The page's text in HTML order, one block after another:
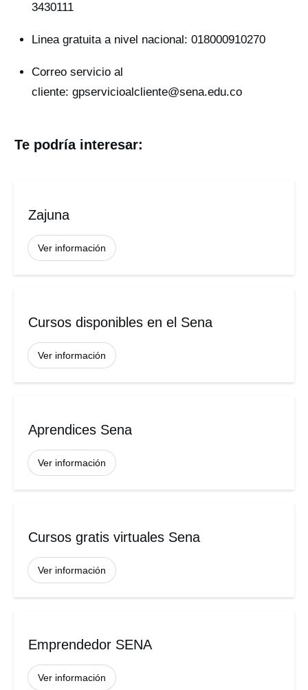
3430111
Linea gratuita a nivel nacional: 018000910270
Correo servicio al
cliente: gpservicioalcliente@sena.edu.co
Te podría interesar:
Zajuna
Ver información
Cursos disponibles en el Sena
Ver información
Aprendices Sena
Ver información
Cursos gratis virtuales Sena
Ver información
Emprendedor SENA
Ver información